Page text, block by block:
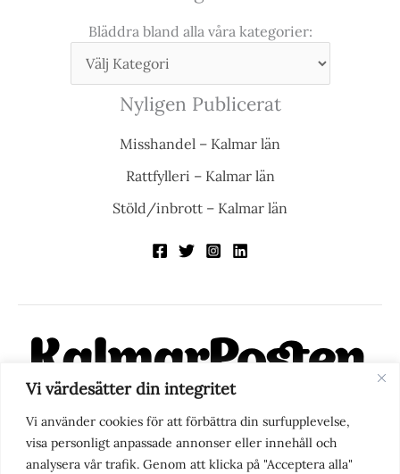
Vi värdesätter din integritet
Vi använder cookies för att förbättra din surfupplevelse,
visa personligt anpassade annonser eller innehåll och
analysera vår trafik. Genom att klicka på "Acceptera alla"
Bläddra bland alla våra kategorier:
Nyligen Publicerat
Misshandel – Kalmar län
Rattfylleri – Kalmar län
Stöld/inbrott – Kalmar län
KalmarPosten är en modern lokalnyhetstidning på nätet. Med
fokus på Kalmarregionen, men också med blick för det större
perspektivet, vill vi vara din självklara kanal för nyheter,
berättelser och engagemang. KalmarPosten grundades 1988 och